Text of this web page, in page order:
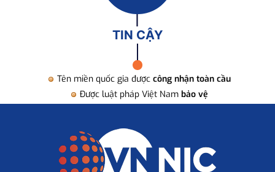
TIN CẬY
Tên miền quốc gia được công nhận toàn cầu
Được luật pháp Việt Nam bảo vệ